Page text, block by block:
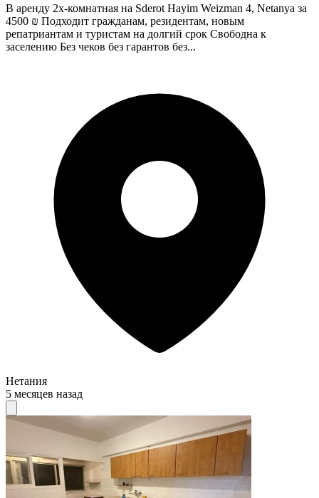
В аренду 2х-комнатная на Sderot Hayim Weizman 4, Netanya за
4500 ₪ Подходит гражданам, резидентам, новым
репатриантам и туристам на долгий срок Свободна к
заселению Без чеков без гарантов без...
Нетания
5 месяцев назад